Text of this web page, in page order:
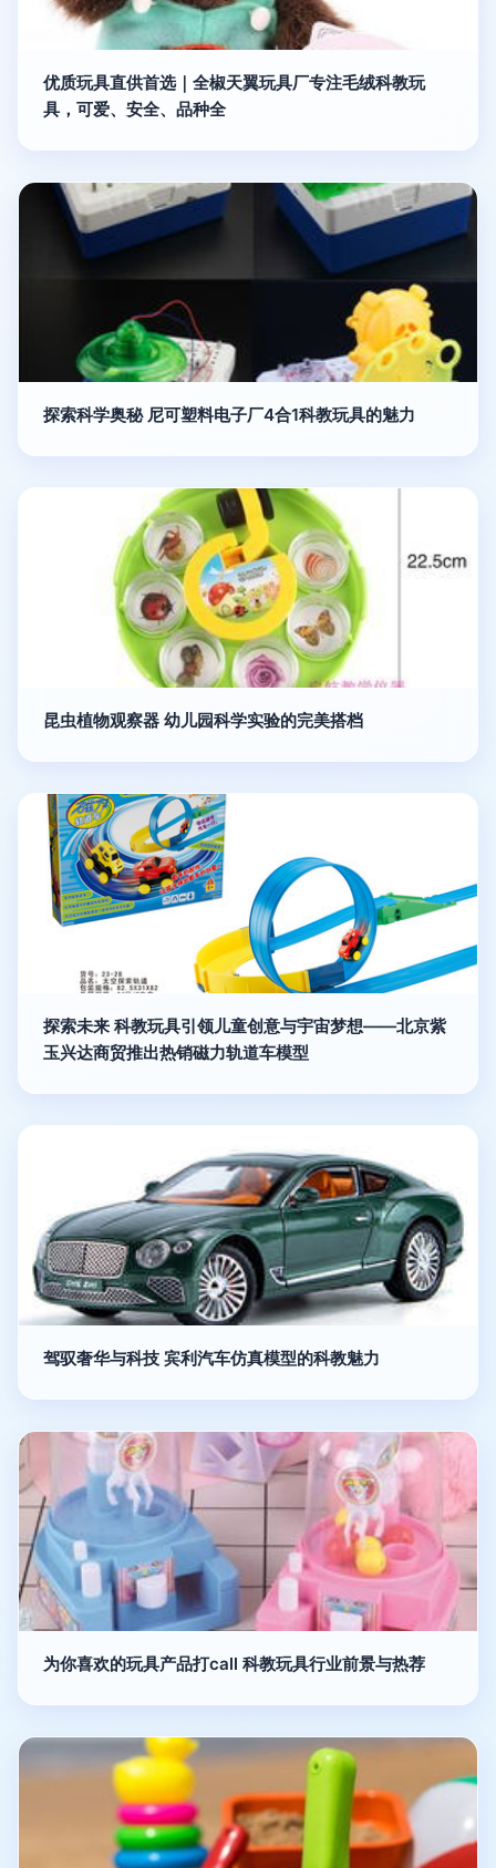
优质玩具直供首选｜全椒天翼玩具厂专注毛绒科教玩
具，可爱、安全、品种全
探索科学奥秘 尼可塑料电子厂4合1科教玩具的魅力
昆虫植物观察器 幼儿园科学实验的完美搭档
探索未来 科教玩具引领儿童创意与宇宙梦想——北京紫
玉兴达商贸推出热销磁力轨道车模型
驾驭奢华与科技 宾利汽车仿真模型的科教魅力
为你喜欢的玩具产品打call 科教玩具行业前景与热荐